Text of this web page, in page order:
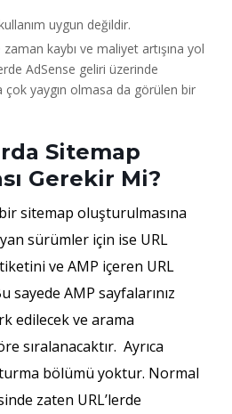
uygun değildir.
zaman kaybı ve maliyet artışına yol
AdSense geliri üzerinde
çok yaygın olmasa da görülen bir
Sitemap
Gerekir Mi?
sitemap oluşturulmasına
sürümler için ise URL
ve AMP içeren URL
sayede AMP sayfalarınız
edilecek ve arama
sıralanacaktır. Ayrıca
bölümü yoktur. Normal
zaten URL’lerde